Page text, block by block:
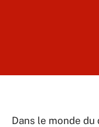
Dans le monde du